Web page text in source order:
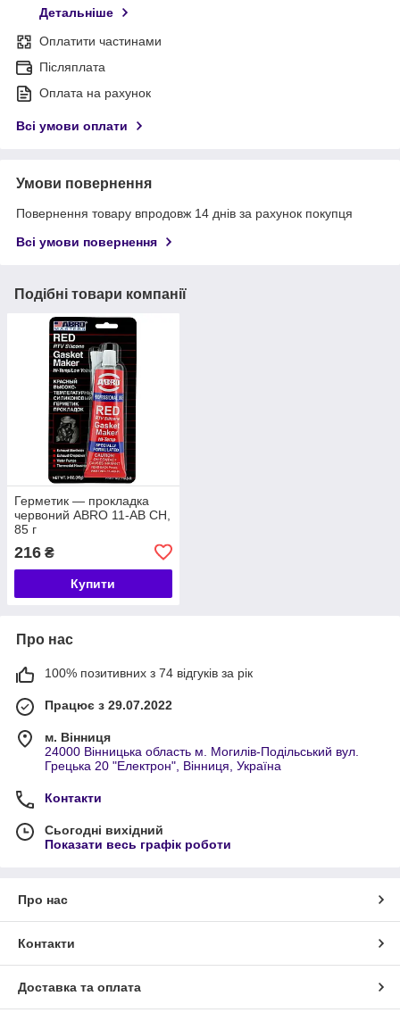
Детальніше
Оплатити частинами
Післяплата
Оплата на рахунок
Всі умови оплати
Умови повернення
Повернення товару впродовж 14 днів за рахунок покупця
Всі умови повернення
Подібні товари компанії
Герметик — прокладка
червоний ABRO 11-AB CH,
85 г
216 ₴
Купити
Про нас
100% позитивних з 74 відгуків за рік
Працює з 29.07.2022
м. Вінниця
24000 Вінницька область м. Могилів-Подільський вул.
Грецька 20 "Електрон", Вінниця, Україна
Контакти
Сьогодні вихідний
Показати весь графік роботи
Про нас
Контакти
Доставка та оплата